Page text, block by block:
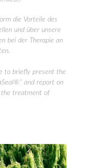
die Vorteile des
und über unsere
bei der Therapie an
to briefly present the
and report on
the treatment of